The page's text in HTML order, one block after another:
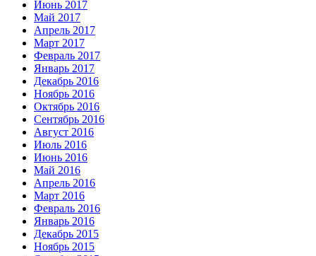
Июнь 2017
Май 2017
Апрель 2017
Март 2017
Февраль 2017
Январь 2017
Декабрь 2016
Ноябрь 2016
Октябрь 2016
Сентябрь 2016
Август 2016
Июль 2016
Июнь 2016
Май 2016
Апрель 2016
Март 2016
Февраль 2016
Январь 2016
Декабрь 2015
Ноябрь 2015